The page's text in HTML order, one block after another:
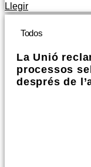
Llegir
Todos
La Unió
processos
després de